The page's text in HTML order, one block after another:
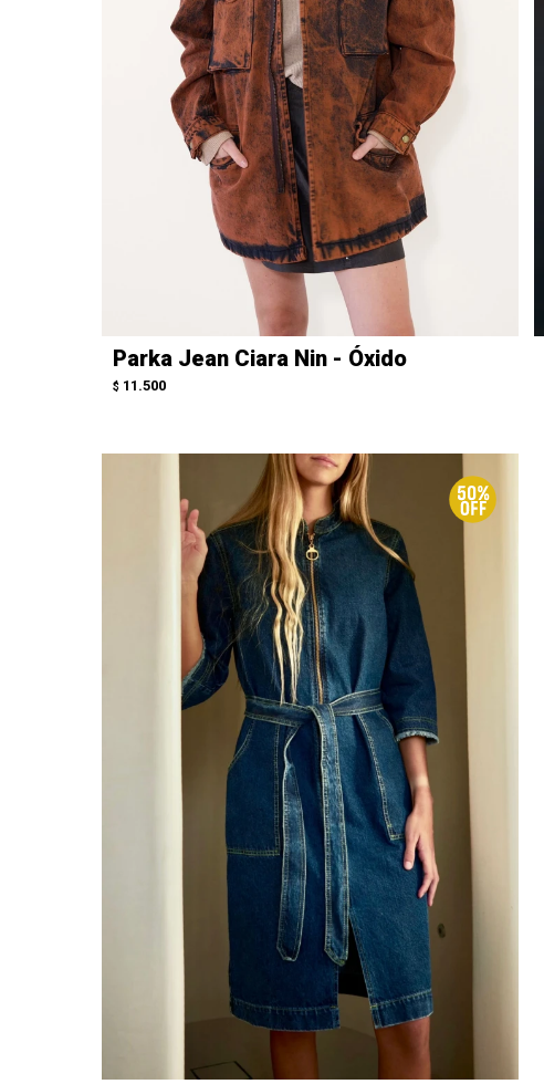
Parka Jean Ciara Nin - Óxido
$ 11.500